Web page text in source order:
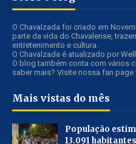
O Chavalzada foi criado em
parte da vida do Chavalense,
entretenimento e cultura.
O Chavalzada é atualizado por
O blog também conta com vários
saber mais? Visite nossa fan page
Mais vistas do mês
População
13.091